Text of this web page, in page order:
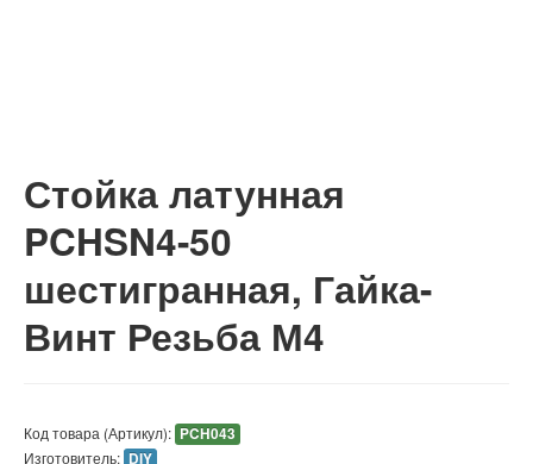
Стойка латунная
PCHSN4-50
шестигранная, Гайка-
Винт Резьба М4
Код товара (Артикул): PCH043
Изготовитель: DIY